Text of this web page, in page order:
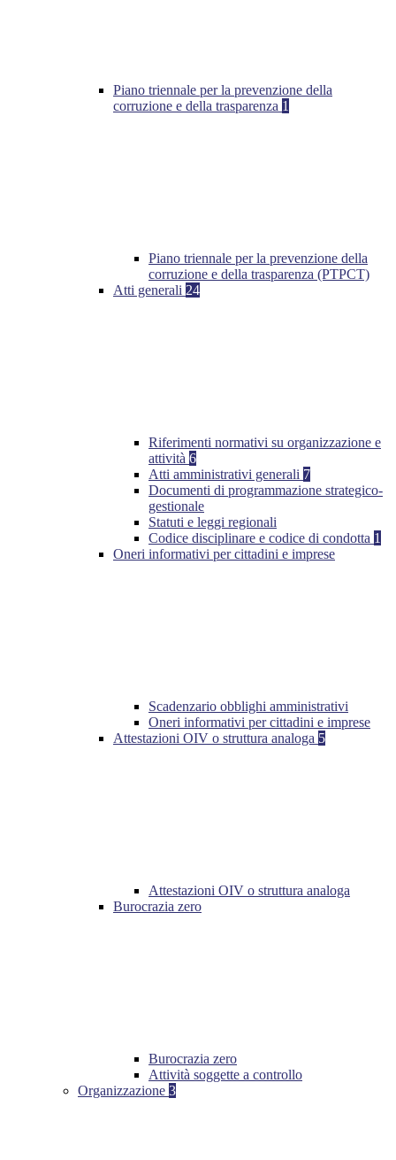
Piano triennale per la prevenzione della
corruzione e della trasparenza 1
Piano triennale per la prevenzione della
corruzione e della trasparenza (PTPCT)
Atti generali 24
Riferimenti normativi su organizzazione e
attività 6
Atti amministrativi generali 7
Documenti di programmazione strategico-
gestionale
Statuti e leggi regionali
Codice disciplinare e codice di condotta 1
Oneri informativi per cittadini e imprese
Scadenzario obblighi amministrativi
Oneri informativi per cittadini e imprese
Attestazioni OIV o struttura analoga 5
Attestazioni OIV o struttura analoga
Burocrazia zero
Burocrazia zero
Attività soggette a controllo
Organizzazione 3